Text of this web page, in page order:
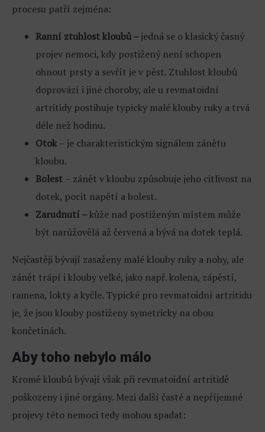
procesu patří zejména:
Ranní ztuhlost kloubů –jedná se o klasický časný
projev nemoci, kdy postižený není schopen
ohnout prsty a sevřít je v pěst. Ztuhlost kloubů
doprovází i jiné choroby, ale u revmatoidní
artritidy postihuje typicky malé klouby ruky a trvá
déle než hodinu.
Otok– je charakteristickým signálem zánětu
kloubu.
Bolest – zánět v kloubu způsobuje jeho citlivost na
dotek, pocit napětí a bolest.
Zarudnutí –kůže nad postiženým místem může
být narůžovělá až červená a bývá na dotek teplá.
Nejčastěji bývají zasaženy malé klouby ruky a nohy, ale
zánět trápí i klouby velké, jako např. kolena, zápěstí,
ramena, lokty a kyčle. Typické pro revmatoidní artritidu
je, že jsou klouby postiženy symetricky na obou
končetinách.
Aby toho nebylo málo
Kromě kloubů bývají však při revmatoidní artritidě
poškozeny i jiné orgány. Mezi další časté a nepříjemné
projevy této nemoci tedy mohou spadat: